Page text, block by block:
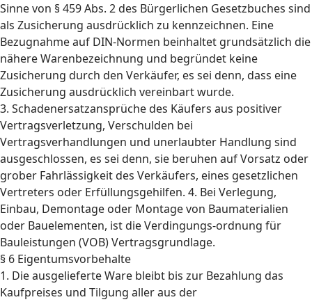
Sinne von § 459 Abs. 2 des Bürgerlichen Gesetzbuches sind
als Zusicherung ausdrücklich zu kennzeichnen. Eine
Bezugnahme auf DIN-Normen beinhaltet grundsätzlich die
nähere Warenbezeichnung und begründet keine
Zusicherung durch den Verkäufer, es sei denn, dass eine
Zusicherung ausdrücklich vereinbart wurde.
3. Schadenersatzansprüche des Käufers aus positiver
Vertragsverletzung, Verschulden bei
Vertragsverhandlungen und unerlaubter Handlung sind
ausgeschlossen, es sei denn, sie beruhen auf Vorsatz oder
grober Fahrlässigkeit des Verkäufers, eines gesetzlichen
Vertreters oder Erfüllungsgehilfen. 4. Bei Verlegung,
Einbau, Demontage oder Montage von Baumaterialien
oder Bauelementen, ist die Verdingungs-ordnung für
Bauleistungen (VOB) Vertragsgrundlage.
§ 6 Eigentumsvorbehalte
1. Die ausgelieferte Ware bleibt bis zur Bezahlung das
Kaufpreises und Tilgung aller aus der